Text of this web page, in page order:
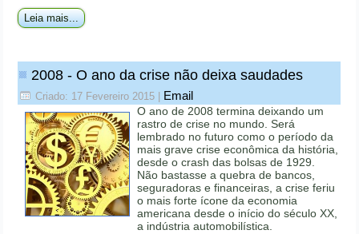
Leia mais...
2008 - O ano da crise não deixa saudades
Criado: 17 Fevereiro 2015 Email
O ano de 2008 termina deixando um
rastro de crise no mundo. Será
lembrado no futuro como o período da
mais grave crise econômica da história,
desde o crash das bolsas de 1929.
Não bastasse a quebra de bancos,
seguradoras e financeiras, a crise feriu
o mais forte ícone da economia
americana desde o início do século XX,
a indústria automobilística.